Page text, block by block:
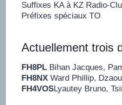
Suffixes KA à KZ Radio-
Préfixes spéciaux TO
Actuellement trois
FH8PLBihan Jacques,
FH8NXWard Phillip,
FH4VOSLyautey Bruno,